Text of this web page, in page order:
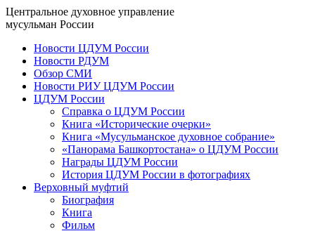
Центральное духовное управление
мусульман России
Новости ЦДУМ России
Новости РДУМ
Обзор СМИ
Новости РИУ ЦДУМ России
ЦДУМ России
Справка о ЦДУМ России
Книга «Исторические очерки»
Книга «Мусульманское духовное собрание»
«Панорама Башкортостана» о ЦДУМ России
Награды ЦДУМ России
История ЦДУМ России в фотографиях
Верховный муфтий
Биография
Книга
Фильм